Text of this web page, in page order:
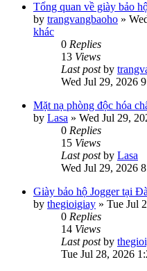
Tổng quan về giày bảo
by trangvangbaoho »
khác
0 Replies
13 Views
Last postby
Wed Jul 29, 2026
Mặt nạ phòng độc hóa
by Lasa » Wed Jul 29,
0 Replies
15 Views
Last postby Lasa
Wed Jul 29, 2026
Giày bảo hộ Jogger tại
by thegioigiay » Tue Jul
0 Replies
14 Views
Last postby
Tue Jul 28, 2026